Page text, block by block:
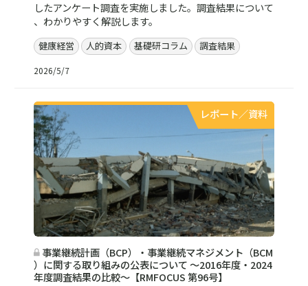
したアンケート調査を実施しました。調査結果について
、わかりやすく解説します。
健康経営 人的資本 基礎研コラム 調査結果
2026/5/7
レポート／資料
事業継続計画（BCP）・事業継続マネジメント（BCM
）に関する取り組みの公表について ～2016年度・2024
年度調査結果の比較～【RMFOCUS 第96号】